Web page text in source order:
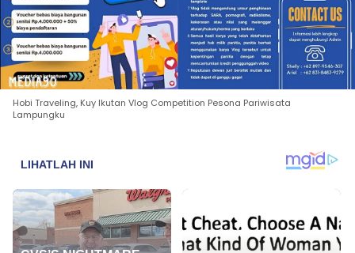
Hobi Traveling, Kuy Ikutan Vlog Competition Pesona Pariwisata
Lampungku